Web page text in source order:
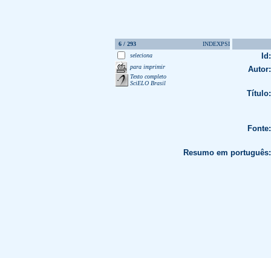
6 / 293
INDEXPSI
seleciona
para imprimir
Texto completo
SciELO Brasil
Id:
Autor:
Título:
Fonte:
Resumo em português: